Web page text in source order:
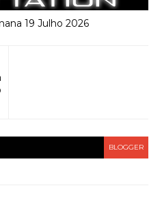
19 Julho 2026
BLOGGER